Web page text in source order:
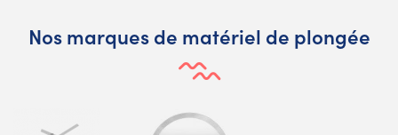
Nos marques de matériel de plongée